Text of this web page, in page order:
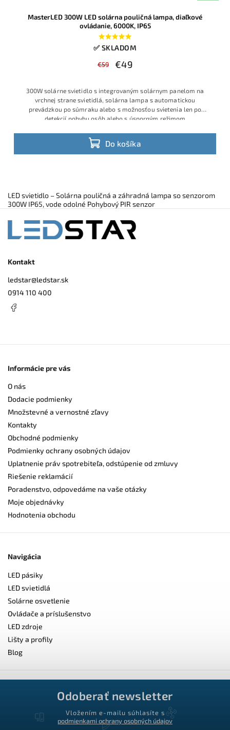
MasterLED 300W LED solárna pouličná lampa, diaľkové
ovládanie, 6000K, IP65
✅ SKLADOM
€59 €49
Do košíka
300W solárne svietidlo s integrovaným solárnym panelom na
vrchnej strane svietidlá, solárna lampa s automatickou
prevádzkou po súmraku alebo s možnosťou svietenia len po
detekcií pohybu osôb alebo s úsporným režimom
LED svietidlo – Solárna pouličná a záhradná lampa so senzorom
300W IP65, vode odolné Pohybový PIR senzor
Kontakt
ledstar@ledstar.sk
0914 110 400
Informácie pre vás
O nás
Dodacie podmienky
Množstevné a vernostné zľavy
Kontakty
Obchodné podmienky
Podmienky ochrany osobných údajov
Uplatnenie práv spotrebiteľa, odstúpenie od zmluvy
Riešenie reklamácií
Poradenstvo, odpovedáme na vaše otázky
Moje objednávky
Hodnotenia obchodu
Navigácia
LED pásiky
LED svietidlá
Solárne osvetlenie
Ovládače a príslušenstvo
LED zdroje
Lišty a profily
Blog
Odoberať newsletter
Vložením e-mailu súhlasíte s
podmienkami ochrany osobných údajov